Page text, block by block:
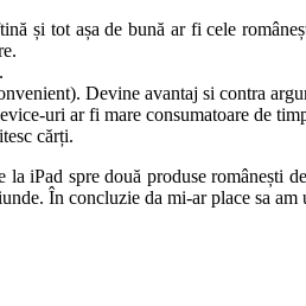
și tot așa de bună ar fi cele
Devine avantaj si contra
uri ar fi mare consumatoare de
cărți.
iPad spre două produse românești
În concluzie da mi-ar place sa am